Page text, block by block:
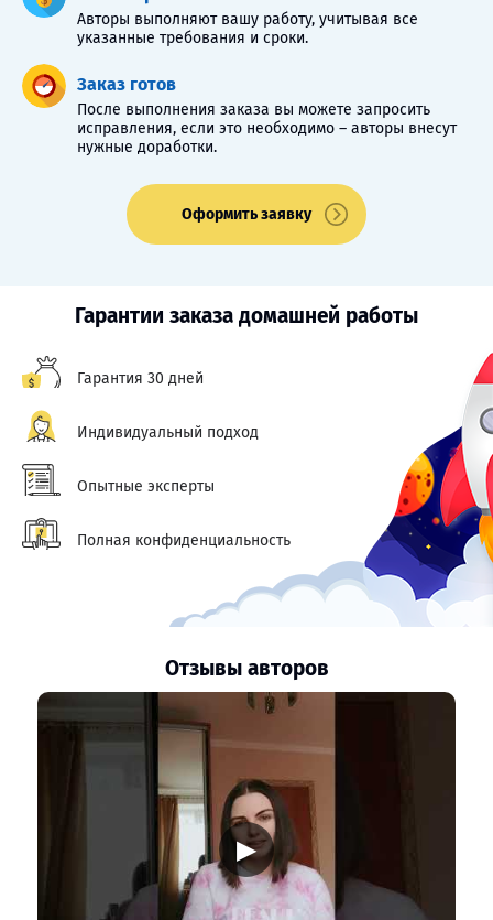
Авторы выполняют вашу работу, учитывая все
указанные требования и сроки.
Заказ готов
После выполнения заказа вы можете запросить
исправления, если это необходимо – авторы внесут
нужные доработки.
Оформить заявку
Гарантии заказа домашней работы
Гарантия 30 дней
Индивидуальный подход
Опытные эксперты
Полная конфиденциальность
Отзывы авторов
▶